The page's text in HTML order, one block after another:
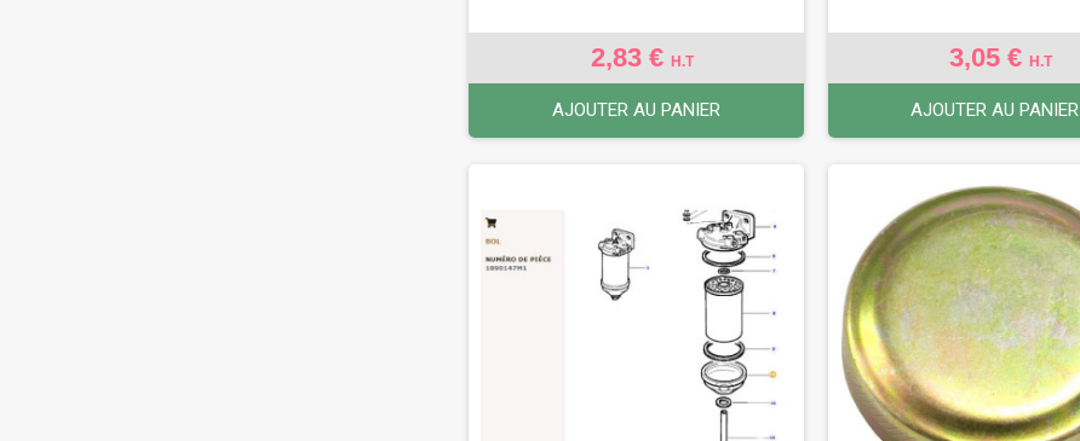
2,83 € H.T
AJOUTER AU PANIER
3,05 €H.T
AJOUTER AU PANIER